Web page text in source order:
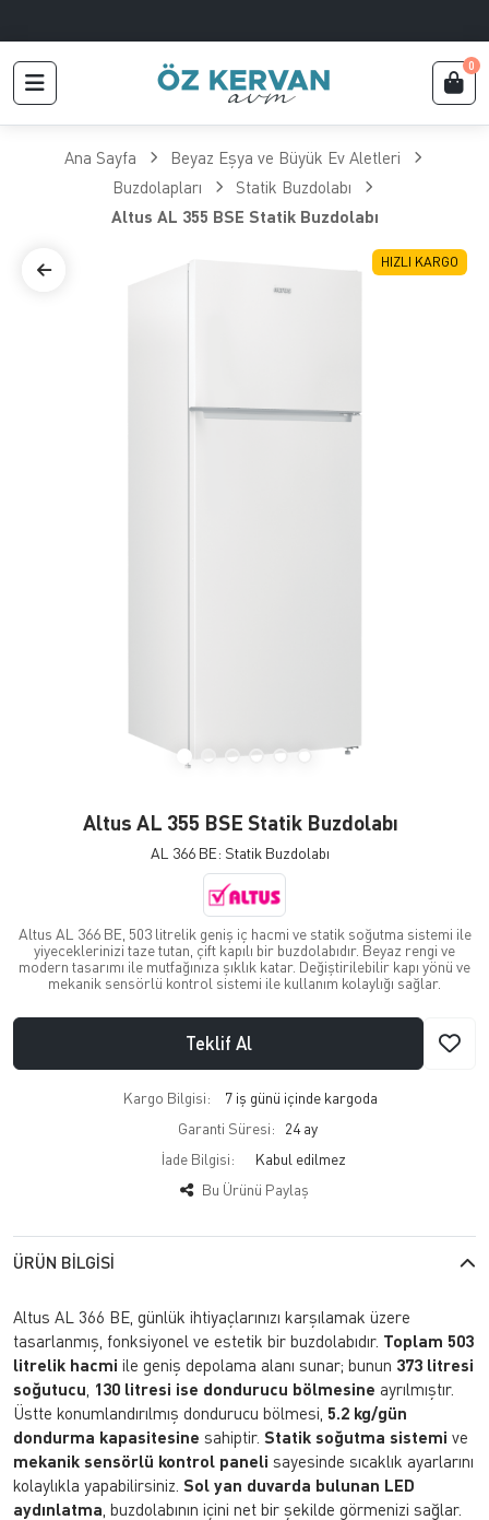
0
Ana Sayfa
Beyaz Eşya ve Büyük Ev Aletleri
Buzdolapları
Statik Buzdolabı
Altus AL 355 BSE Statik Buzdolabı
HIZLI KARGO
Altus AL 355 BSE Statik Buzdolabı
AL 366 BE: Statik Buzdolabı
Altus AL 366 BE, 503 litrelik geniş iç hacmi ve statik soğutma sistemi ile
yiyeceklerinizi taze tutan, çift kapılı bir buzdolabıdır. Beyaz rengi ve
modern tasarımı ile mutfağınıza şıklık katar. Değiştirilebilir kapı yönü ve
mekanik sensörlü kontrol sistemi ile kullanım kolaylığı sağlar.
Teklif Al
Kargo Bilgisi:
7 iş günü içinde kargoda
Garanti Süresi:
24 ay
İade Bilgisi:
Bu Ürünü Paylaş
ÜRÜN BILGISI
Altus AL 366 BE, günlük ihtiyaçlarınızı karşılamak üzere
tasarlanmış, fonksiyonel ve estetik bir buzdolabıdır. Toplam 503
litrelik hacmi ile geniş depolama alanı sunar; bunun 373 litresi
soğutucu 130 litresi ise dondurucu bölmesine ayrılmıştır.
Üstte konumlandırılmış dondurucu bölmesi, 5.2 kg/gün
dondurma kapasitesine sahiptir. Statik soğutma sistemi ve
mekanik sensörlü kontrol paneli sayesinde sıcaklık ayarlarını
kolaylıkla yapabilirsiniz. Sol yan duvarda bulunan LED
aydınlatma , buzdolabının içini net bir şekilde görmenizi sağlar.